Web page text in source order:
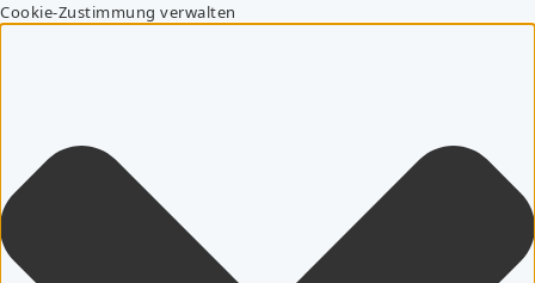
Cookie-Zustimmung verwalten